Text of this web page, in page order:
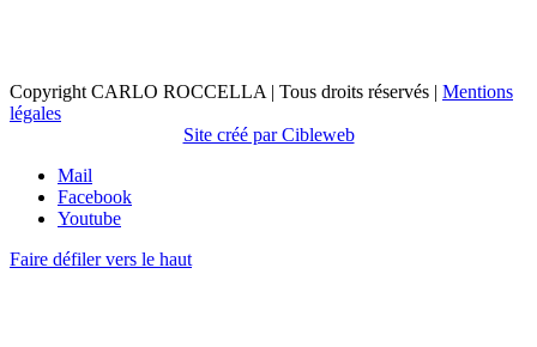
Copyright CARLO ROCCELLA | Tous droits réservés | Mentions
légales
Site créé par Cibleweb
Mail
Facebook
Youtube
Faire défiler vers le haut